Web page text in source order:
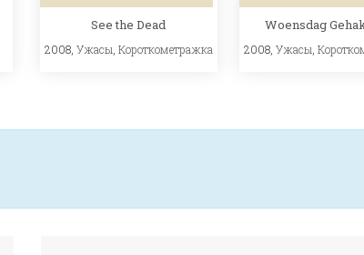
See the Dead
2008, Ужасы, Короткометражка
Woensdag
2008, Ужасы,